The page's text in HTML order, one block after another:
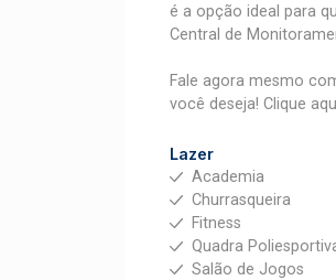
é a opção ideal para
Central de
Fale agora mesmo
você deseja! Clique
Lazer
Academia
Churrasqueira
Fitness
Quadra
Salão de Jogos